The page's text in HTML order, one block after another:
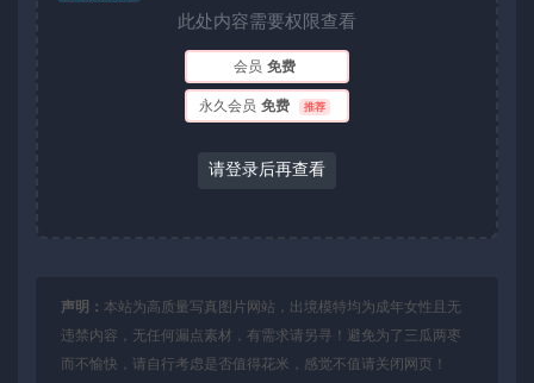
此处内容需要权限查看
会员 免费
永久会员 免费 推荐
请登录后再查看
声明： 本站为高质量写真图片网站，出境模特均为成年女性且无
违禁内容，无任何漏点素材，有需求请另寻！避免为了三瓜两枣
而不愉快，请自行考虑是否值得花米，感觉不值请关闭网页！